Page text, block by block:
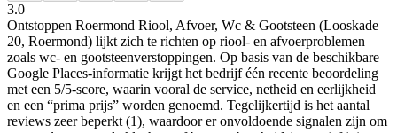
3.0
Ontstoppen Roermond Riool, Afvoer, Wc & Gootsteen (Looskade
20, Roermond) lijkt zich te richten op riool- en afvoerproblemen
zoals wc- en gootsteenverstoppingen. Op basis van de beschikbare
Google Places-informatie krijgt het bedrijf één recente beoordeling
met een 5/5-score, waarin vooral de service, netheid en eerlijkheid
en een “prima prijs” worden genoemd. Tegelijkertijd is het aantal
reviews zeer beperkt (1), waardoor er onvoldoende signalen zijn om